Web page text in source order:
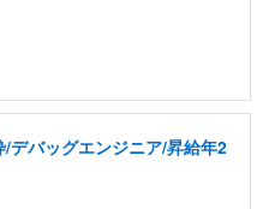
/デバッグエンジニア/昇給年2